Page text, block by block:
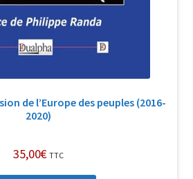
de l’Europe des peuples (2016-
2020)
35,00€ TTC